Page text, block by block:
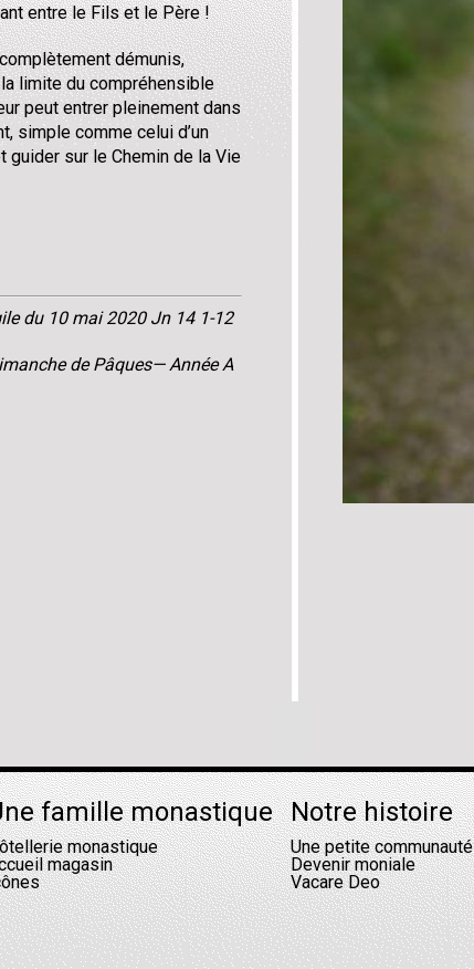
entre le Fils et le Père !
démunis,
limite du compréhensible
peut entrer pleinement dans
simple comme celui d’un
guider sur le Chemin de la Vie
du 10 mai 2020 Jn 14 1-12
de Pâques— Année A
famille monastique
monastique
magasin
Notre histoire
Une petite communauté
Devenir moniale
Vacare Deo